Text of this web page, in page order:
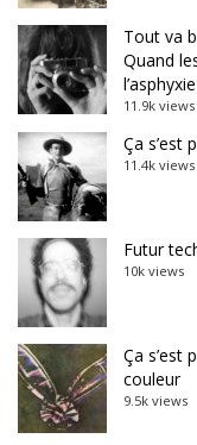
Tout va
Quand
l’asphyxie
11.9k views
Ça s’est
11.4k views
Futur
10k views
Ça s’est
couleur
9.5k views